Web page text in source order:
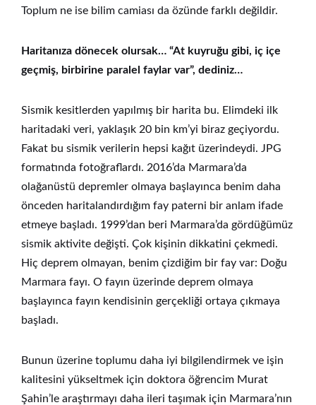
Toplum ne ise bilim camiası da özünde farklı değildir.
Haritanıza dönecek olursak… “At kuyruğu gibi, iç içe
geçmiş, birbirine paralel faylar var”, dediniz…
Sismik kesitlerden yapılmış bir harita bu. Elimdeki ilk
haritadaki veri, yaklaşık 20 bin km’yi biraz geçiyordu.
Fakat bu sismik verilerin hepsi kağıt üzerindeydi. JPG
formatında fotoğraflardı. 2016’da Marmara’da
olağanüstü depremler olmaya başlayınca benim daha
önceden haritalandırdığım fay paterni bir anlam ifade
etmeye başladı. 1999’dan beri Marmara’da gördüğümüz
sismik aktivite değişti. Çok kişinin dikkatini çekmedi.
Hiç deprem olmayan, benim çizdiğim bir fay var: Doğu
Marmara fayı. O fayın üzerinde deprem olmaya
başlayınca fayın kendisinin gerçekliği ortaya çıkmaya
başladı.
Bunun üzerine toplumu daha iyi bilgilendirmek ve işin
kalitesini yükseltmek için doktora öğrencim Murat
Şahin’le araştırmayı daha ileri taşımak için Marmara’nın